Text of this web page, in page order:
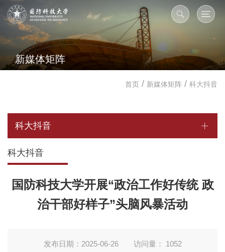
新媒体矩阵
首页 / 新媒体矩阵 / 科大抖音
科大抖音
科大抖音
国防科技大学开展“政治工作好传统 政
治干部好样子”头脑风暴活动
发布日期：2025-06-26 访问量： 1052